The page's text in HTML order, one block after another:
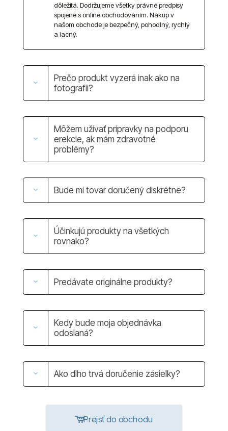
dôležitá. Dodržujeme všetky právné predpisy
spojené s online obchodováním. Nákup v
našom obchode je bezpečný, pohodlný, rychlý
a lacný.
Prečo produkt vyzerá inak ako na
fotografii?
Môžem užívať prípravky na podporu
erekcie, ak mám zdravotné
problémy?
Bude mi tovar doručený diskrétne?
Účinkujú produkty na všetkých
rovnako?
Predávate originálne produkty?
Kedy bude moja objednávka
odoslaná?
Ako dlho trvá doručenie zásielky?
Prejsť do obchodu